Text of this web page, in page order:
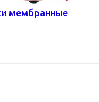
мембранные